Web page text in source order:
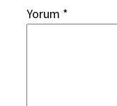
Yorum *